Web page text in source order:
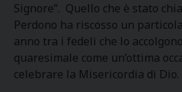
Signore”. Quello che è stato
Perdono ha riscosso un
anno tra i fedeli che lo
quaresimale come un’ottima
celebrare la Misericordia di